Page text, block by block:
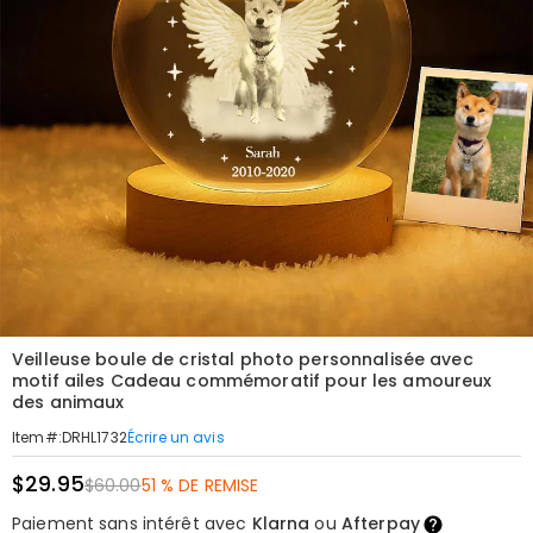
Veilleuse boule de cristal photo personnalisée avec
motif ailes Cadeau commémoratif pour les amoureux
des animaux
Item#:DRHL1732Écrire un avis
$29.95$60.0051 % DE REMISE
Paiement sans intérêt avec Klarna ou Afterpay